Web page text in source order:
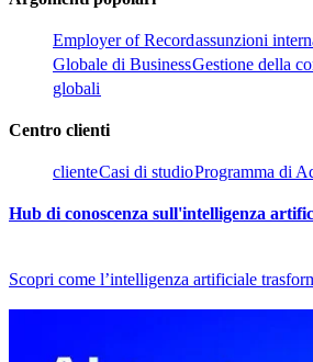
Employer of Record​​assunzioni
Globale di Business​​Gestione della
globali​​
Centro clienti​​
cliente​​Casi di studio​​Programma di
Hub di conoscenza sull'intelligenza
Scopri come l’intelligenza artificiale